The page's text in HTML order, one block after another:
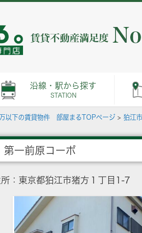
沿線・駅から探す
STATION
以下の賃貸物件 部屋まるTOPページ > 狛江
第一前原コーポ
：東京都狛江市猪方１丁目1-7